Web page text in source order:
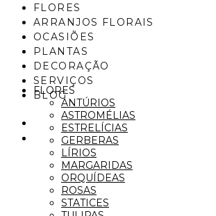
FLORES
ARRANJOS FLORAIS
OCASIÕES
PLANTAS
DECORAÇÃO
SERVIÇOS
BLOG
FLORES
ANTÚRIOS
ASTROMÉLIAS
ESTRELÍCIAS
GERBERAS
LÍRIOS
MARGARIDAS
ORQUÍDEAS
ROSAS
STATICES